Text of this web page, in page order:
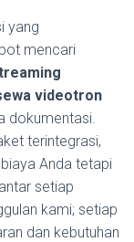
yang
mencari
videotron
dokumentasi.
terintegrasi,
Anda tetapi
setiap
kami; setiap
dan kebutuhan